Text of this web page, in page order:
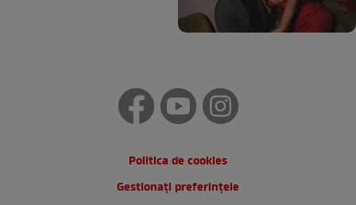
Politica de cookies
Gestionați preferințele